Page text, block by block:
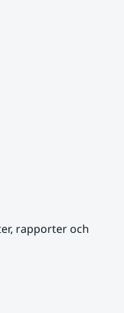
rapporter och